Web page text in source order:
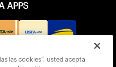
APPS
las cookies”, usted acepta